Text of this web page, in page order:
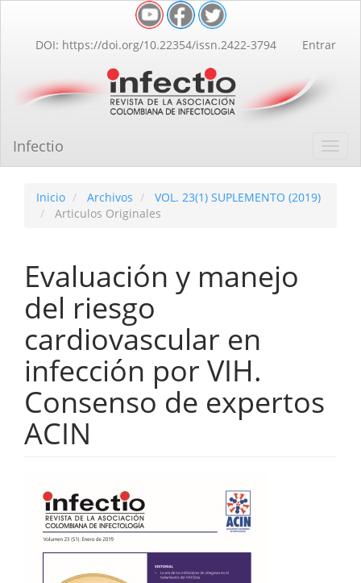
Contenido
principal
lateral
DOI: https://doi.org/10.22354/issn.2422-3794 Entrar
Infectio
Inicio Archivos
VOL. 23(1) SUPLEMENTO (2019)
Articulos Originales
Evaluación y manejo
del riesgo
cardiovascular en
infección por VIH.
Consenso de expertos
ACIN
Barra
lateral
del
artículo